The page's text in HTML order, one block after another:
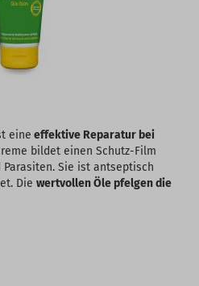
eine effektive Reparatur bei
bildet einen Schutz-Film
Sie ist antseptisch
Die wertvollen Öle pfelgen die